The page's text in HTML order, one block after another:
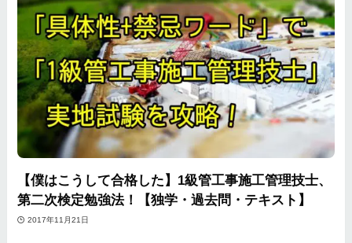
【僕はこうして合格した】1級管工事施工管理技士、
第二次検定勉強法！【独学・過去問・テキスト】
2017年11月21日